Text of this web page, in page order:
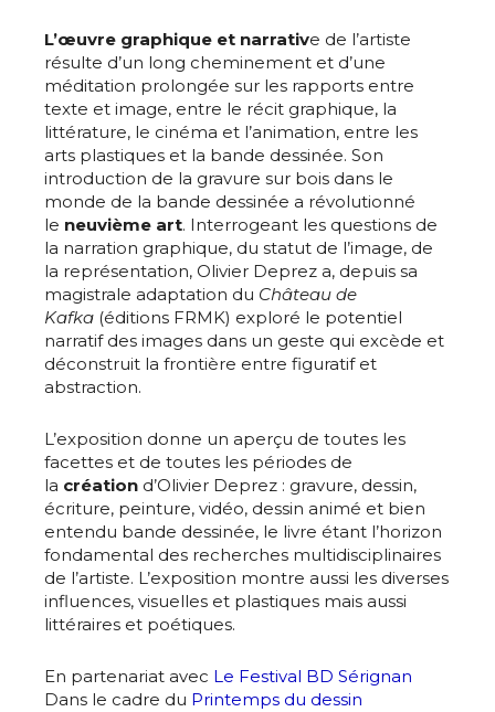
L’œuvre graphique et narrative de l’artiste
résulte d’un long cheminement et d’une
méditation prolongée sur les rapports entre
texte et image, entre le récit graphique, la
littérature, le cinéma et l’animation, entre les
arts plastiques et la bande dessinée. Son
introduction de la gravure sur bois dans le
monde de la bande dessinée a révolutionné
le neuvième art. Interrogeant les questions de
la narration graphique, du statut de l’image, de
la représentation, Olivier Deprez a, depuis sa
magistrale adaptation du Château de
Kafka (éditions FRMK) exploré le potentiel
narratif des images dans un geste qui excède et
déconstruit la frontière entre figuratif et
abstraction.
L’exposition donne un aperçu de toutes les
facettes et de toutes les périodes de
la création d’Olivier Deprez : gravure, dessin,
écriture, peinture, vidéo, dessin animé et bien
entendu bande dessinée, le livre étant l’horizon
fondamental des recherches multidisciplinaires
de l’artiste. L’exposition montre aussi les diverses
influences, visuelles et plastiques mais aussi
littéraires et poétiques.
En partenariat avec Le Festival BD Sérignan
Dans le cadre du Printemps du dessin